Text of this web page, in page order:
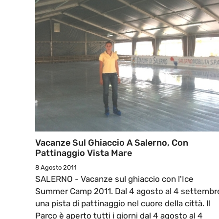
Vacanze Sul Ghiaccio A Salerno, Con
Pattinaggio Vista Mare
8 Agosto 2011
SALERNO - Vacanze sul ghiaccio con l'Ice
Summer Camp 2011. Dal 4 agosto al 4
una pista di pattinaggio nel cuore della città. Il
Parco è aperto tutti i giorni dal 4 agosto al 4